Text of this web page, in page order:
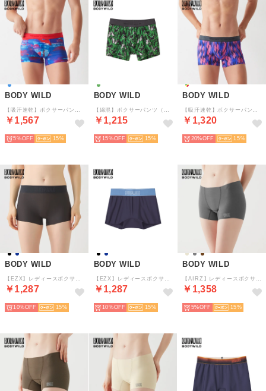
BODY WILD
￥1,567
5% 15
BODY WILD
￥1,215
15% 15
BODY WILD
￥1,320
20% 15
BODY WILD
￥1,287
10% 15
BODY WILD
￥1,287
10% 15
BODY WILD
￥1,358
5% 15